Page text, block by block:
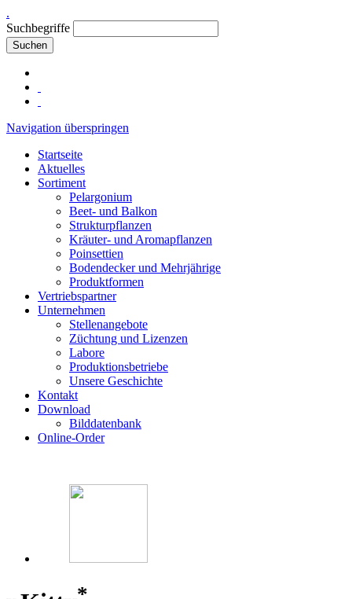
.
Suchbegriffe
Suchen
Navigation überspringen
Startseite
Aktuelles
Sortiment
Pelargonium
Beet- und Balkon
Strukturpflanzen
Kräuter- und Aromapflanzen
Poinsettien
Bodendecker und Mehrjährige
Produktformen
Vertriebspartner
Unternehmen
Stellenangebote
Züchtung und Lizenzen
Labore
Produktionsbetriebe
Unsere Geschichte
Kontakt
Download
Bilddatenbank
Online-Order